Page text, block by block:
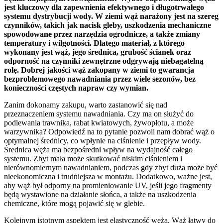
jest kluczowy dla zapewnienia efektywnego i długotrwałego
systemu dystrybucji wody. W ziemi wąż narażony jest na szereg
czynników, takich jak nacisk gleby, uszkodzenia mechaniczne
spowodowane przez narzędzia ogrodnicze, a także zmiany
temperatury i wilgotności. Dlatego materiał, z którego
wykonany jest wąż, jego średnica, grubość ścianek oraz
odporność na czynniki zewnętrzne odgrywają niebagatelną
rolę. Dobrej jakości wąż zakopany w ziemi to gwarancja
bezproblemowego nawadniania przez wiele sezonów, bez
konieczności częstych napraw czy wymian.
Zanim dokonamy zakupu, warto zastanowić się nad
przeznaczeniem systemu nawadniania. Czy ma on służyć do
podlewania trawnika, rabat kwiatowych, żywopłotu, a może
warzywnika? Odpowiedź na to pytanie pozwoli nam dobrać wąż o
optymalnej średnicy, co wpłynie na ciśnienie i przepływ wody.
Średnica węża ma bezpośredni wpływ na wydajność całego
systemu. Zbyt mała może skutkować niskim ciśnieniem i
nierównomiernym nawadnianiem, podczas gdy zbyt duża może być
nieekonomiczna i trudniejsza w montażu. Dodatkowo, ważne jest,
aby wąż był odporny na promieniowanie UV, jeśli jego fragmenty
będą wystawione na działanie słońca, a także na uszkodzenia
chemiczne, które mogą pojawić się w glebie.
Kolejnym istotnym aspektem jest elastyczność węża. Wąż łatwy do